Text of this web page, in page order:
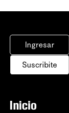
Ingresar
Suscribite
Inicio